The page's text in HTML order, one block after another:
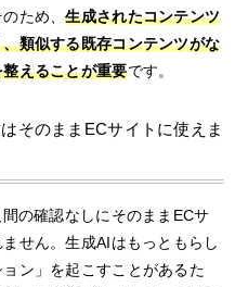
ため、生成されたコンテンツ
類似する既存コンテンツがな
えることが重要です。
そのままECサイトに使えま
の確認なしにそのままECサ
せん。生成AIはもっともらし
ン」を起こすことがあるた